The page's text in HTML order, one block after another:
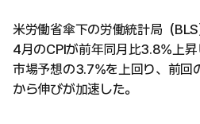
米労働省傘下の労働統計局（BLS
4月のCPIが前年同月比3.8%上昇
市場予想の3.7%を上回り、前回
から伸びが加速した。